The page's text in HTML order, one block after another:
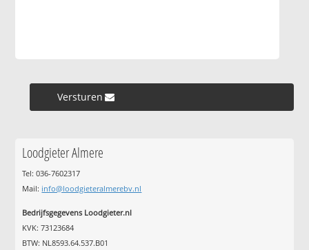
Versturen »
Loodgieter Almere
Tel: 036-7602317
Mail: info@loodgieteralmerebv.nl
Bedrijfsgegevens Loodgieter.nl
KVK: 73123684
BTW: NL8593.64.537.B01